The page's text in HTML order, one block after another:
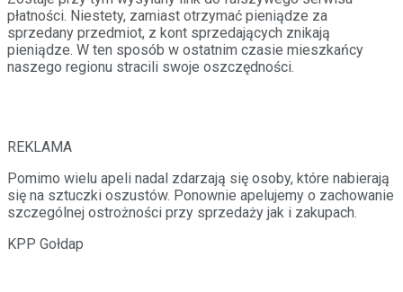
płatności. Niestety, zamiast otrzymać pieniądze za
sprzedany przedmiot, z kont sprzedających znikają
pieniądze. W ten sposób w ostatnim czasie mieszkańcy
naszego regionu stracili swoje oszczędności.
REKLAMA
Pomimo wielu apeli nadal zdarzają się osoby, które nabierają
się na sztuczki oszustów. Ponownie apelujemy o zachowanie
szczególnej ostrożności przy sprzedaży jak i zakupach.
KPP Gołdap